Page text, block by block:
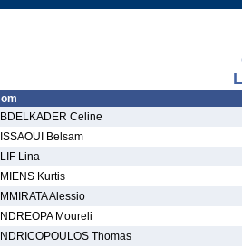
Celine
Belsam
Lina
Kurtis
Alessio
Moureli
Thomas